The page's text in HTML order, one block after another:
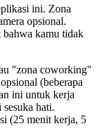
ini. Zona
opsional.
bahwa kamu tidak
"zona coworking"
(beberapa
ini untuk kerja
hati.
(25 menit kerja, 5